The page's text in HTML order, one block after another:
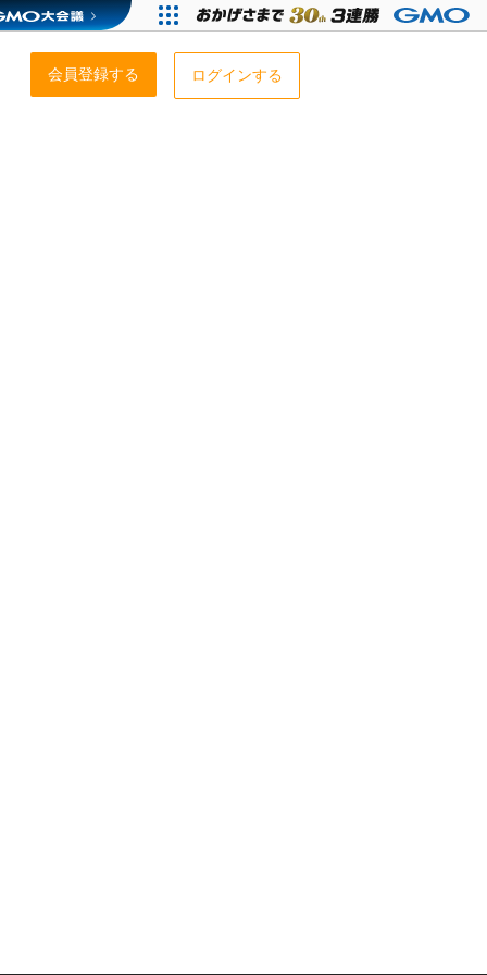
会員登録する ログインする